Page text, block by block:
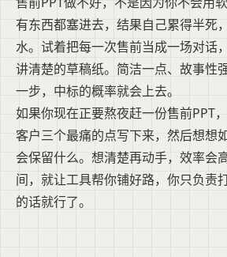
有东西都塞进去，结果自己累得半死
水。试着把每一次售前当成一场对话
讲清楚的草稿纸。简洁一点、故事性
一步，中标的概率就会上去。
如果你现在正要熬夜赶一份售前PPT
客户三个最痛的点写下来，然后想想
会保留什么。想清楚再动手，效率会
间，就让工具帮你铺好路，你只负责
的话就行了。